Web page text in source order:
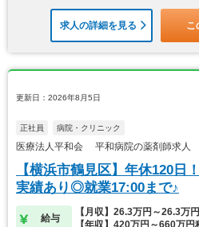
求人の詳細を見る こ
更新日：2026年8月5日
正社員 病院・クリニック
医療法人平和会 平和病院の薬剤師求人
【横浜市鶴見区】年休120日
実績あり◎就業17:00まで♪
給与
【月収】26.3万円～26.3万
【年収】420万円～660万